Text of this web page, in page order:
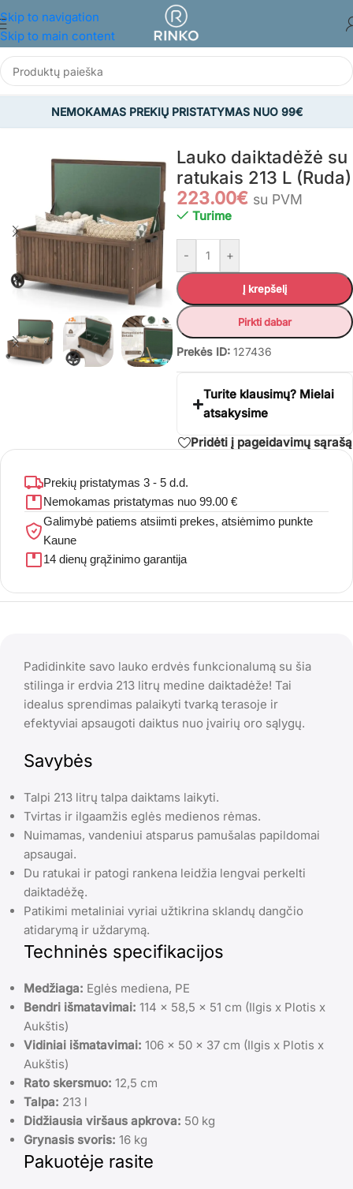
Skip to navigation
Skip to main content
NEMOKAMAS PREKIŲ PRISTATYMAS NUO 99€
SODAS/Sodo daiktadėžės
Lauko daiktadėžė su
ratukais 213 L (Ruda)
223.00€ su PVM
Turime
- +
Į krepšelį
Pirkti dabar
Prekės ID: 127436
Turite klausimų? Mielai
atsakysime
Pridėti į pageidavimų sąrašą
Prekių pristatymas 3 - 5 d.d.
Nemokamas pristatymas nuo 99.00 €
Galimybė patiems atsiimti prekes, atsiėmimo punkte
Kaune
14 dienų grąžinimo garantija
Padidinkite savo lauko erdvės funkcionalumą su šia
stilinga ir erdvia 213 litrų medine daiktadėže! Tai
idealus sprendimas palaikyti tvarką terasoje ir
efektyviai apsaugoti daiktus nuo įvairių oro sąlygų.
Savybės
Talpi 213 litrų talpa daiktams laikyti.
Tvirtas ir ilgaamžis eglės medienos rėmas.
Nuimamas, vandeniui atsparus pamušalas papildomai
apsaugai.
Du ratukai ir patogi rankena leidžia lengvai perkelti
daiktadėžę.
Patikimi metaliniai vyriai užtikrina sklandų dangčio
atidarymą ir uždarymą.
Techninės specifikacijos
Medžiaga: Eglės mediena, PE
Bendri išmatavimai: 114 x 58,5 x 51 cm (Ilgis x Plotis x
Aukštis)
Vidiniai išmatavimai: 106 x 50 x 37 cm (Ilgis x Plotis x
Aukštis)
Rato skersmuo: 12,5 cm
Talpa: 213 l
Didžiausia viršaus apkrova: 50 kg
Grynasis svoris: 16 kg
Pakuotėje rasite